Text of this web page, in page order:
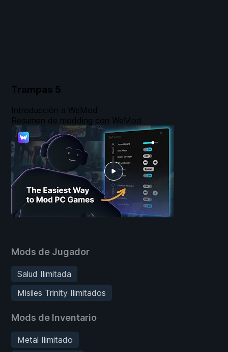
Trampas 5
Mods de Jugador
Salud Ilimitada
Misiles Trinity Ilimitados
Mods de Inventario
Metal Ilimitado
Introducción a WeMod
Resumen de modding con WeMod